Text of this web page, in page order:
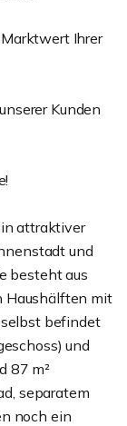
Ihrer
Kunden
attraktiver
und
besteht aus
Haushälften mit
befindet
und
87 m²
separatem
noch ein